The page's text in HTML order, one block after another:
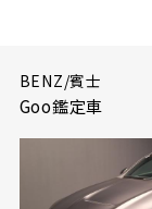
BENZ/賓士
Goo鑑定車